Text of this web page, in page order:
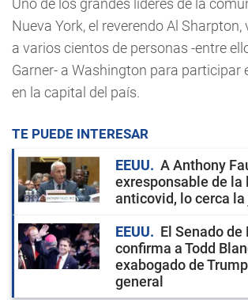
Uno de los grandes líderes de la
Nueva York, el reverendo Al
a varios cientos de personas -entre
Garner- a Washington para participar
en la capital del país.
TE PUEDE INTERESAR
EEUU
A Anthony
exresponsable de la
anticovid, lo cerca
EEUU
El Senado de
confirma a Todd
exabogado de
general